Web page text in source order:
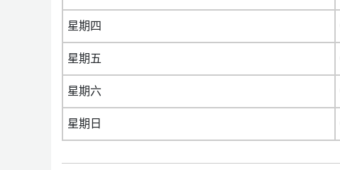
星期四
星期五
星期六
星期日